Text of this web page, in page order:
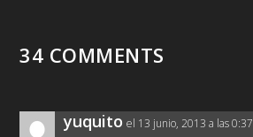
34 COMMENTS
yuquito el 13 junio, 2013 a las 0:37